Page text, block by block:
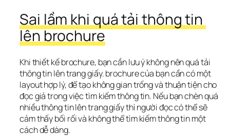
Sai lầm khi quá tải thông tin
lên brochure
Khi thiết kế brochure, bạn cần lưu ý không nên quá tải
thông tin lên trang giấy. brochure của bạn cần có một
layout hợp lý, để tạo không gian trống và thuận tiện cho
đọc giả trong việc tìm kiếm thông tin. Nếu bạn chèn quá
nhiều thông tin lên trang giấy thì người đọc có thể sẽ
cảm thấy bối rối và không thể tìm kiếm thông tin một
cách dễ dàng.